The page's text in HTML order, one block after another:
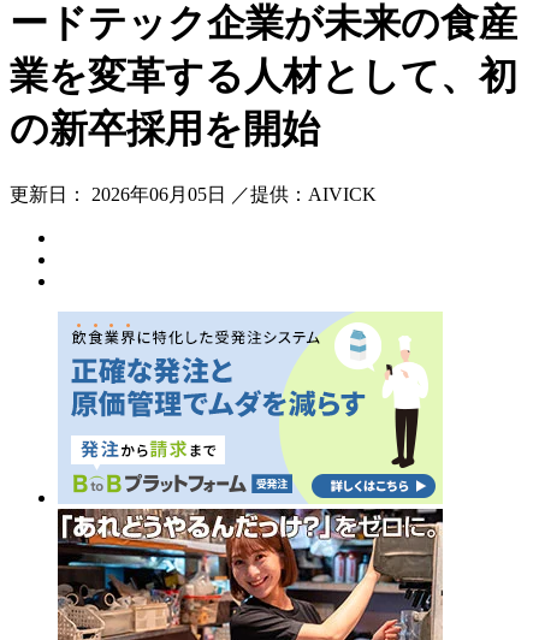
ードテック企業が未来の食産
業を変革する人材として、初
の新卒採用を開始
更新日： 2026年06月05日 ／提供：AIVICK